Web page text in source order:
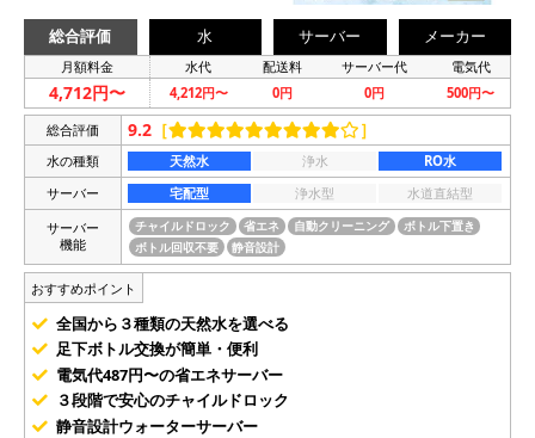
総合評価 水 サーバー メーカー
月額料金 水代 配送料 サーバー代 電気代
4,712円〜 4,212円〜 0円 0円 500円〜
総合評価 9.2 ［ ］
水の種類 天然水 浄水
RO水
サーバー
宅配型 浄水型
水道直結型
サーバー
機能
チャイルドロック 省エネ 自動クリーニング
ボトル下置き
ボトル回収不要
静音設計
おすすめポイント
全国から３種類の天然水を選べる
足下ボトル交換が簡単・便利
電気代487円〜の省エネサーバー
３段階で安心のチャイルドロック
静音設計ウォーターサーバー